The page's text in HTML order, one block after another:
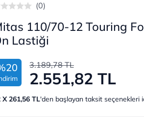
(0)
110/70-12 Touring
Lastiği
3.189,78 TL
2.551,82 TL
X 261,56 TL'den başlayan taksit seçenekleri